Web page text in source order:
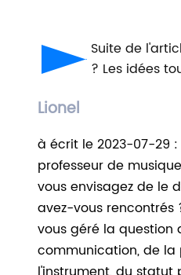
Suite de
? Les idées
Lionel
à écrit le 2023-07-29 :
professeur de
vous envisagez de le
avez-vous rencontrés
vous géré la question
communication, de